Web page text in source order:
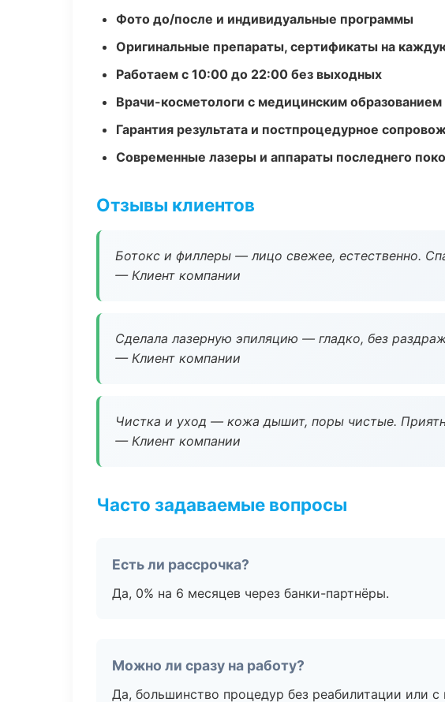
Фото до/после и индивидуальные программы
Оригинальные препараты, сертификаты на
Работаем с 10:00 до 22:00 без выходных
Врачи-косметологи с медицинским образованием
Гарантия результата и постпроцедурное
Современные лазеры и аппараты последнего
Отзывы клиентов
Ботокс и филлеры — лицо свежее, естественно.
— Клиент компании
Сделала лазерную эпиляцию — гладко, без
— Клиент компании
Чистка и уход — кожа дышит, поры чистые.
— Клиент компании
Часто задаваемые вопросы
Есть ли рассрочка?
Да, 0% на 6 месяцев через банки-партнёры.
Можно ли сразу на работу?
Да, большинство процедур без реабилитации или